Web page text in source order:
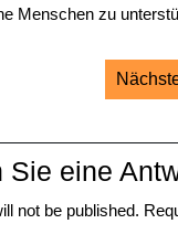
Menschen zu
post:
Sie eine
not be published.